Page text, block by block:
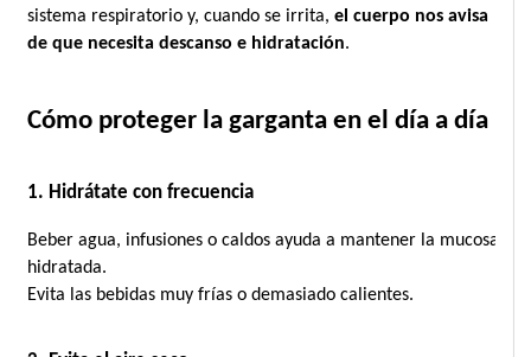
sistema respiratorio y, cuando se irrita, el cuerpo nos avisa
de que necesita descanso e hidratación.
Cómo proteger la garganta en el día a día
1. Hidrátate con frecuencia
Beber agua, infusiones o caldos ayuda a mantener la mucosa
hidratada.
Evita las bebidas muy frías o demasiado calientes.